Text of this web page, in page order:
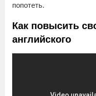
попотеть.
Как повысить
английского